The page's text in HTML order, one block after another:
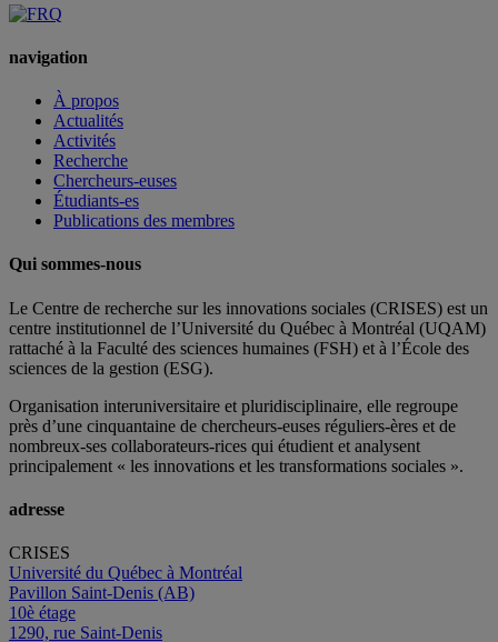
navigation
À propos
Actualités
Activités
Recherche
Chercheurs-euses
Étudiants-es
Publications des membres
Qui sommes-nous
Le Centre de recherche sur les innovations sociales (CRISES) est un
centre institutionnel de l’Université du Québec à Montréal (UQAM)
rattaché à la Faculté des sciences humaines (FSH) et à l’École des
sciences de la gestion (ESG).
Organisation interuniversitaire et pluridisciplinaire, elle regroupe
près d’une cinquantaine de chercheurs-euses réguliers-ères et de
nombreux-ses collaborateurs-rices qui étudient et analysent
principalement « les innovations et les transformations sociales ».
adresse
CRISES
Université du Québec à Montréal
Pavillon Saint-Denis (AB)
10è étage
1290, rue Saint-Denis